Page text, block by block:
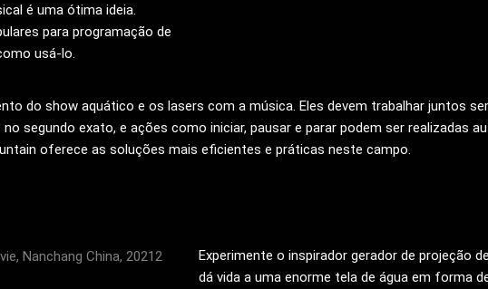
é uma ótima ideia.
para programação de
usá-lo.
do show aquático e os lasers com a música. Eles devem trabalhar juntos
segundo exato, e ações como iniciar, pausar e parar podem ser realizadas
oferece as soluções mais eficientes e práticas neste campo.
Experimente o inspirador gerador de projeção
dá vida a uma enorme tela de água em forma